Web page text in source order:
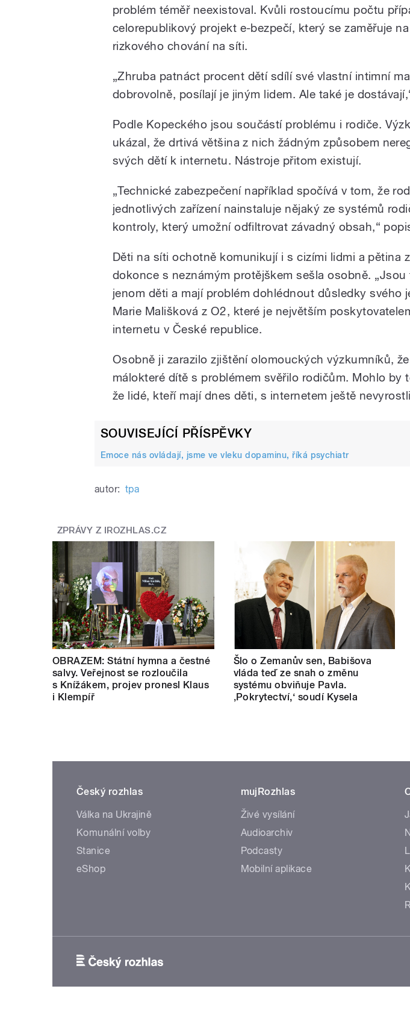
problém téměř neexistoval. Kvůli rostoucímu počtu
celorepublikový projekt e-bezpečí, který se zaměřuje
rizkového chování na síti.
„Zhruba patnáct procent dětí sdílí své vlastní intimní
dobrovolně, posílají je jiným lidem. Ale také je
Podle Kopeckého jsou součástí problému i rodiče.
ukázal, že drtivá většina z nich žádným způsobem
svých dětí k internetu. Nástroje přitom existují.
„Technické zabezpečení například spočívá v tom, že
jednotlivých zařízení nainstaluje nějaký ze systémů
kontroly, který umožní odfiltrovat závadný obsah,“
Děti na síti ochotně komunikují i s cizími lidmi a pětina
dokonce s neznámým protějškem sešla osobně. „Jsou
jenom děti a mají problém dohlédnout důsledky svého
Marie Mališková z O2, které je největším
internetu v České republice.
Osobně ji zarazilo zjištění olomouckých výzkumníků,
málokteré dítě s problémem svěřilo rodičům. Mohlo by
že lidé, kteří mají dnes děti, s internetem ještě
SOUVISEJÍCÍ PŘÍSPĚVKY
Emoce nás ovládají, jsme ve vleku dopaminu, říká psychiatr
autor: tpa
ZPRÁVY Z IROZHLAS.CZ
OBRAZEM: Státní hymna a čestné
salvy. Veřejnost se rozloučila
s Knížákem, projev pronesl Klaus
i Klempíř
Šlo o Zemanův sen, Babišova
vláda teď ze snah o změnu
systému obviňuje Pavla.
‚Pokrytectví,‘ soudí Kysela
Český rozhlas
Válka na Ukrajině
Komunální volby
Stanice
eShop
mujRozhlas
Živé vysílání
Audioarchiv
Podcasty
Mobilní aplikace